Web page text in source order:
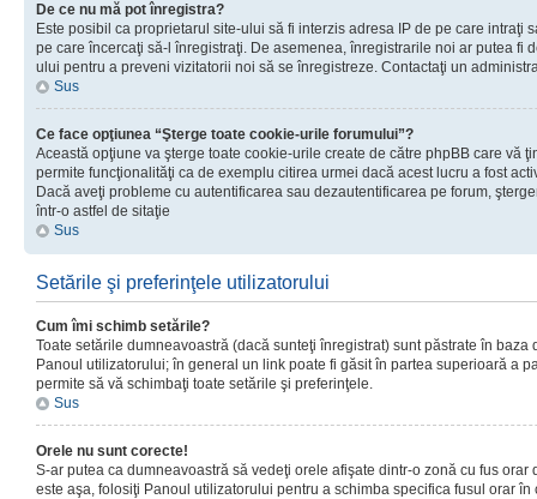
De ce nu mă pot înregistra?
Este posibil ca proprietarul site-ului să fi interzis adresa IP de pe care intraţi
pe care încercaţi să-l înregistraţi. De asemenea, înregistrarile noi ar putea fi
ului pentru a preveni vizitatorii noi să se înregistreze. Contactaţi un
Sus
Ce face opţiunea “Şterge toate cookie-urile forumului”?
Această opţiune va şterge toate cookie-urile create de către phpBB care vă
permite funcţionalităţi ca de exemplu citirea urmei dacă acest lucru a fost
Dacă aveţi probleme cu autentificarea sau dezautentificarea pe forum,
într-o astfel de sitaţie
Sus
Setările şi preferinţele utilizatorului
Cum îmi schimb setările?
Toate setările dumneavoastră (dacă sunteţi înregistrat) sunt păstrate în baza
Panoul utilizatorului; în general un link poate fi găsit în partea superioară a
permite să vă schimbaţi toate setările şi preferinţele.
Sus
Orele nu sunt corecte!
S-ar putea ca dumneavoastră să vedeţi orele afişate dintr-o zonă cu fus orar
este aşa, folosiţi Panoul utilizatorului pentru a schimba specifica fusul orar